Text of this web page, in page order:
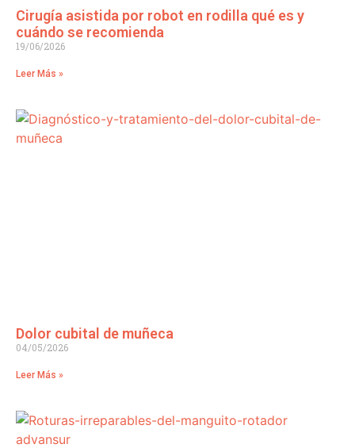
Cirugía asistida por robot en rodilla qué es y
cuándo se recomienda
19/06/2026
Leer Más »
Dolor cubital de muñeca
04/05/2026
Leer Más »